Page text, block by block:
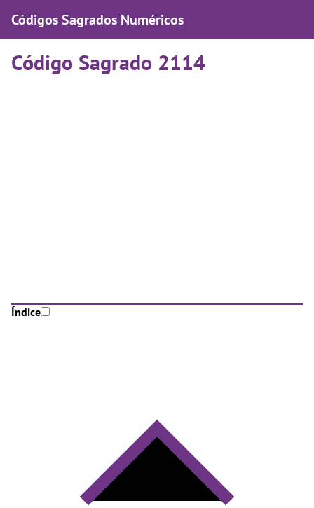
Códigos Sagrados Numéricos
Código Sagrado 2114
Índice